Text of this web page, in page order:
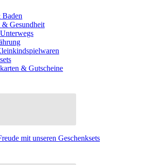
& Gesundheit
& Gutscheine
mit unseren Geschenksets